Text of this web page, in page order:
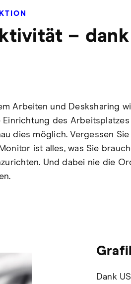
– dank
Arbeiten und Desksharing
des
dies möglich. Vergessen
ist alles, was Sie
Und dabei nie die
Dank